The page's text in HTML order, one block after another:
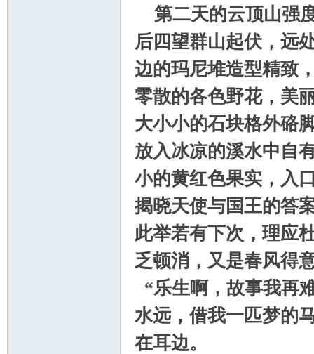
第二天的云顶山强
后四望群山起伏，远
边的玛尼堆造型精致
零散的各色野花，美
大小小的石块格外硌
放入冰凉的溪水中自
小的黄红色果实，入
揭晓天使与国王的答
此举若有下次，理应
乏顿消，又是春风得
“乐生啊，故事我再
水远，借我一匹梦的
在耳边。